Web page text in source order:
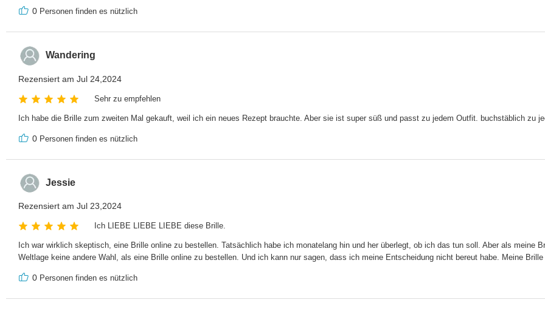
0 Personen finden es nützlich
Wandering
Rezensiert am Jul 24,2024
Sehr zu empfehlen
Ich habe die Brille zum zweiten Mal gekauft, weil ich ein neues Rezept brauchte. Aber sie ist super süß und passt zu jedem Outfit. buchstäblich zu
0 Personen finden es nützlich
Jessie
Rezensiert am Jul 23,2024
Ich LIEBE LIEBE LIEBE diese Brille.
Ich war wirklich skeptisch, eine Brille online zu bestellen. Tatsächlich habe ich monatelang hin und her überlegt, ob ich das tun soll. Aber als meine
Weltlage keine andere Wahl, als eine Brille online zu bestellen. Und ich kann nur sagen, dass ich meine Entscheidung nicht bereut habe. Meine
0 Personen finden es nützlich